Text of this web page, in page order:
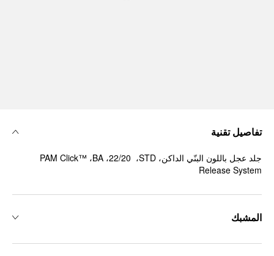
تفاصيل تقنية
جلد عجل باللون البنّي الداكن، ‏STD، ‏ 22/20، ‏BA، ‏™PAM Click
Release System
المشبك